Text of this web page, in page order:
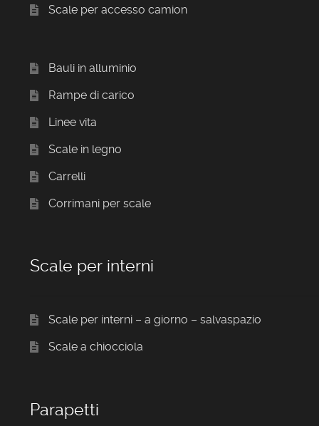
Scale per accesso camion
Bauli in alluminio
Rampe di carico
Linee vita
Scale in legno
Carrelli
Corrimani per scale
Scale per interni
Scale per interni – a giorno – salvaspazio
Scale a chiocciola
Parapetti